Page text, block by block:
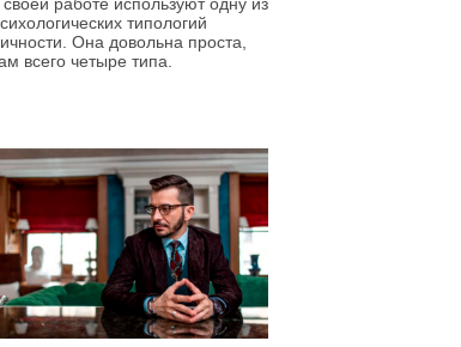
типологий
Она довольна проста,
всего четыре типа.